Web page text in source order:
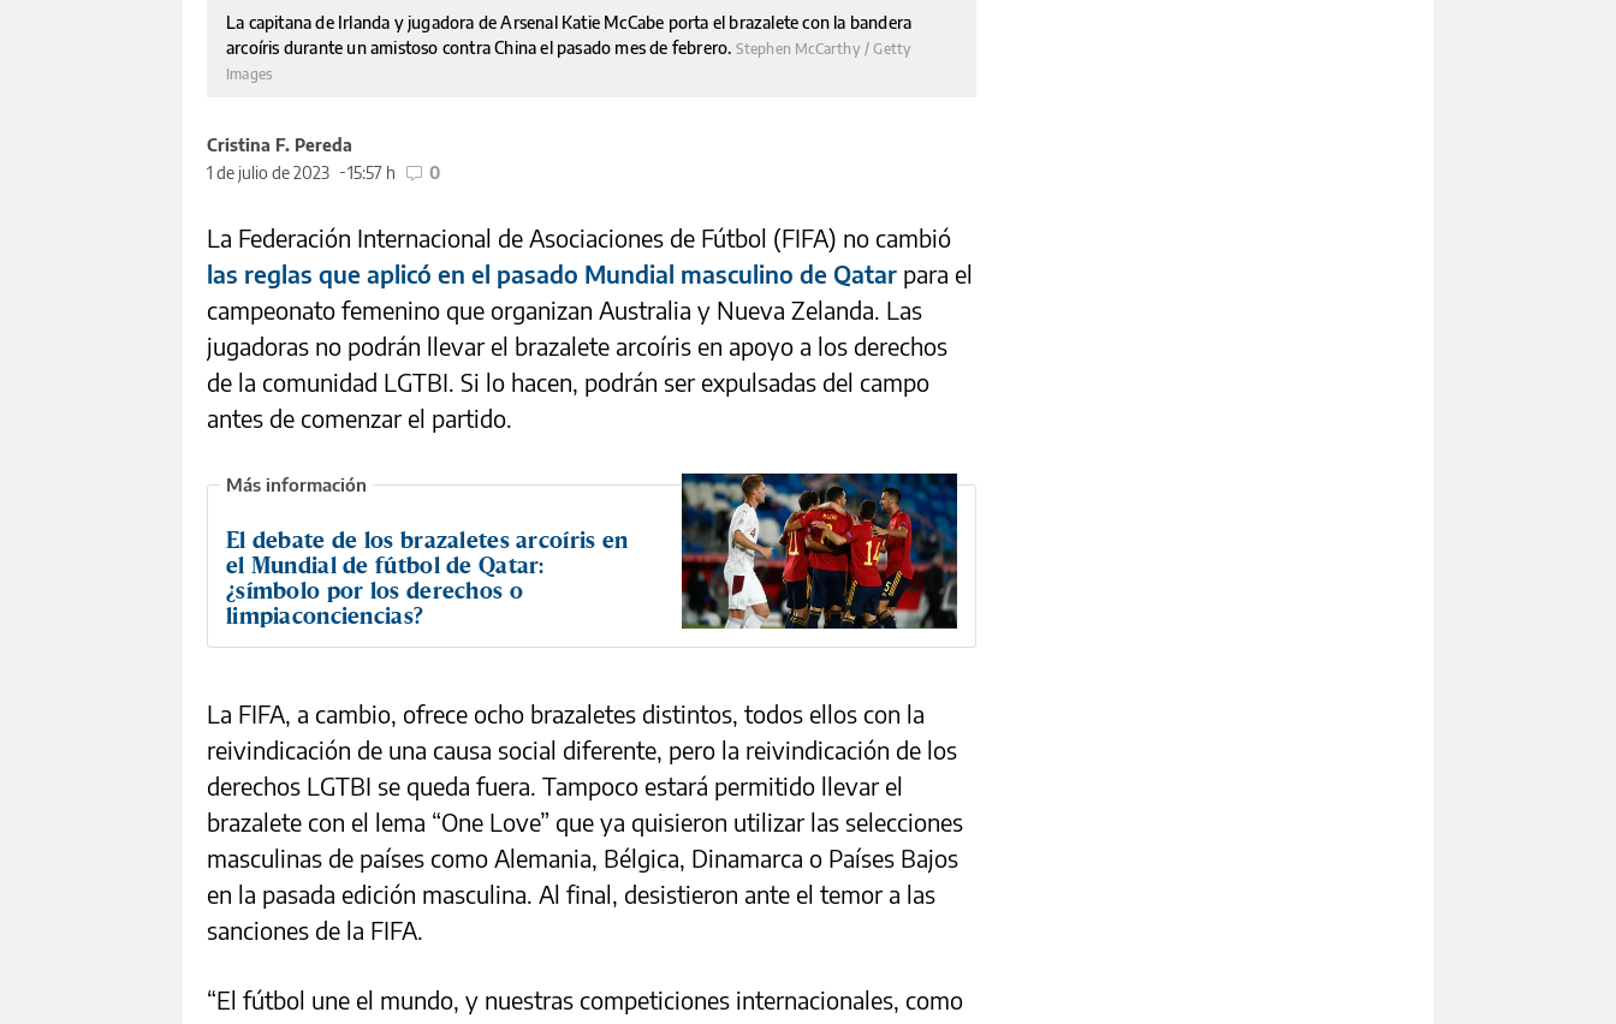
La capitana de Irlanda y jugadora de Arsenal Katie McCabe porta el brazalete con la bandera
arcoíris durante un amistoso contra China el pasado mes de febrero. Stephen McCarthy / Getty
Images
Cristina F. Pereda
1 de julio de 2023
15:57 h 0
La Federación Internacional de Asociaciones de Fútbol (FIFA) no cambió
las reglas que aplicó en el pasado Mundial masculino de Qatar para el
campeonato femenino que organizan Australia y Nueva Zelanda. Las
jugadoras no podrán llevar el brazalete arcoíris en apoyo a los derechos
de la comunidad LGTBI. Si lo hacen, podrán ser expulsadas del campo
antes de comenzar el partido.
El debate de los brazaletes arcoíris en
el Mundial de fútbol de Qatar:
¿símbolo por los derechos o
limpiaconciencias?
La FIFA, a cambio, ofrece ocho brazaletes distintos, todos ellos con la
reivindicación de una causa social diferente, pero la reivindicación de los
derechos LGTBI se queda fuera. Tampoco estará permitido llevar el
brazalete con el lema “One Love” que ya quisieron utilizar las selecciones
masculinas de países como Alemania, Bélgica, Dinamarca o Países Bajos
en la pasada edición masculina. Al final, desistieron ante el temor a las
sanciones de la FIFA.
“El fútbol une el mundo, y nuestras competiciones internacionales, como